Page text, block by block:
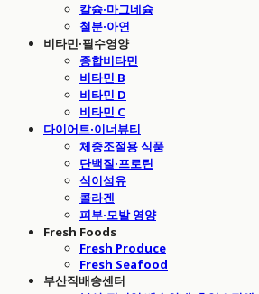
칼슘·마그네슘
철분·아연
비타민·필수영양
종합비타민
비타민 B
비타민 D
비타민 C
다이어트·이너뷰티
체중조절용 식품
단백질·프로틴
식이섬유
콜라겐
피부·모발 영양
Fresh Foods
Fresh Produce
Fresh Seafood
부산직배송센터